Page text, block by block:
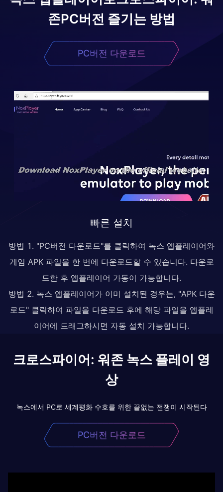
존PC버전 즐기는 방법
PC버전 다운로드
빠른 설치
방법 1. "PC버전 다운로드"를 클릭하여 녹스 앱플레이어와
게임 APK 파일을 한 번에 다운로드할 수 있습니다. 다운로
드한 후 앱플레이어 가동이 가능합니다.
방법 2. 녹스 앱플레이어가 이미 설치된 경우는, "APK 다운
로드" 클릭하여 파일을 다운로드 후에 해당 파일을 앱플레
이어에 드래그하시면 자동 설치 가능합니다.
크로스파이어: 워존 녹스 플레이 영
상
녹스에서 PC로 세계평화 수호를 위한 끝없는 전쟁이 시작된다
PC버전 다운로드